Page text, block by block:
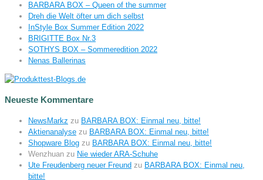
BARBARA BOX – Queen of the summer
Dreh die Welt öfter um dich selbst
InStyle Box Summer Edition 2022
BRIGITTE Box Nr.3
SOTHYS BOX – Sommeredition 2022
Nenas Ballerinas
Neueste Kommentare
NewsMarkz zu BARBARA BOX: Einmal neu, bitte!
Aktienanalyse zu BARBARA BOX: Einmal neu, bitte!
Shopware Blog zu BARBARA BOX: Einmal neu, bitte!
Wenzhuan zu Nie wieder ARA-Schuhe
Ute Freudenberg neuer Freund zu BARBARA BOX: Einmal neu,
bitte!